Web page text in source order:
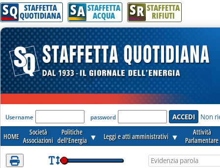
Attenzione! Esegui l'accesso per lèggere interamente la notizia.
SQ STAFFETTA
QUOTIDIANA SA STAFFETTA
ACQUA SR STAFFETTA
RIFIUTI
'Modulo Login per accedere'
Username password Non
HOME
Società
Associazioni
Politiche
dell'Energia ▼ Leggi e atti amministrativi ▼
Attività
Parlamentare